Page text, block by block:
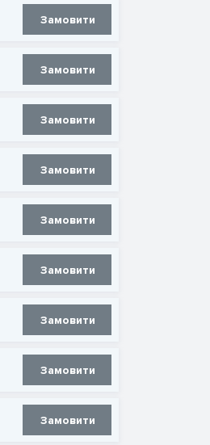
Замовити
Замовити
Замовити
Замовити
Замовити
Замовити
Замовити
Замовити
Замовити